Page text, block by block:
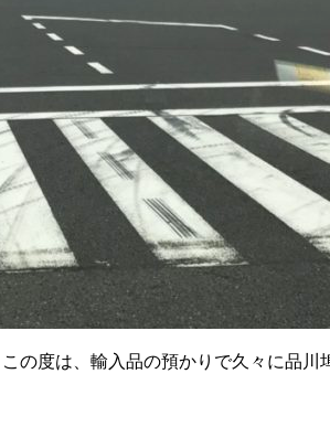
の度は、輸入品の預かりで久々に品川